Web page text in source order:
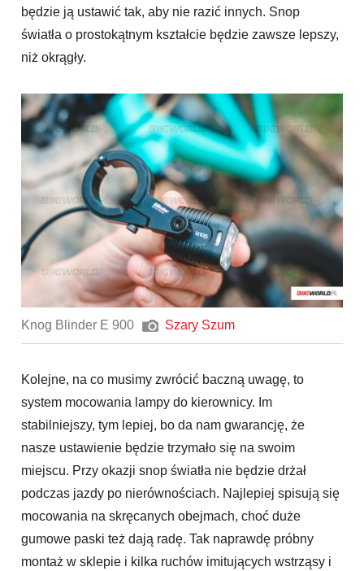
będzie ją ustawić tak, aby nie razić innych. Snop
światła o prostokątnym kształcie będzie zawsze lepszy,
niż okrągły.
Knog Blinder E 900 Szary Szum
Kolejne, na co musimy zwrócić baczną uwagę, to
system mocowania lampy do kierownicy. Im
stabilniejszy, tym lepiej, bo da nam gwarancję, że
nasze ustawienie będzie trzymało się na swoim
miejscu. Przy okazji snop światła nie będzie drżał
podczas jazdy po nierównościach. Najlepiej spisują się
mocowania na skręcanych obejmach, choć duże
gumowe paski też dają radę. Tak naprawdę próbny
montaż w sklepie i kilka ruchów imitujących wstrząsy i